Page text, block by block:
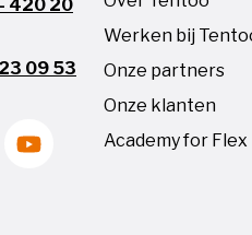
420 20
09 53
Werken bij
Onze partners
Onze klanten
Academy for Flex